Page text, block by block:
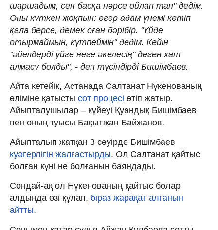
шаршадым, сен басқа нәрсе ойлап тап" дедім.
Оны күткен жоқпын: егер адам үнемі кетіп
қала берсе, демек оған бәрібір. "Үйде
отырмаймын, күтпеймін" дедім. Кейін
"әйелдерді үйге неге әкелесің" деген хат
алмасу болды", - деп түсіндірді Бишімбаев.
Айта кетейік, Астанада Салтанат Нүкенованың
өліміне қатысты сот процесі өтіп жатыр.
Айыпталушылар – күйеуі Қуандық Бишімбаев
пен оның туысы Бақытжан Байжанов.
Айыпталып жатқан 3 сәуірде Бишімбаев
куәгерлігін жалғастырды. Ол Салтанат қайтыс
болған күні не болғанын баяндады.
Сондай-ақ ол Нүкенованың қайтыс болар
алдында өзі құлап, біраз жарақат алғанын
айтты.